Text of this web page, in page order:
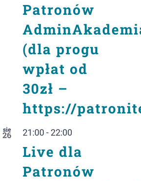
Patronów
(dla progu
wpłat od
30zł –
https://
sie
26 21:00 - 22:00
Live dla
Patronów